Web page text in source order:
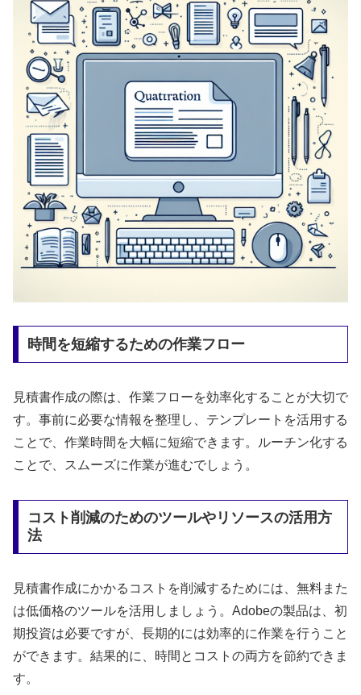
時間を短縮するための作業フロー
見積書作成の際は、作業フローを効率化することが大切で
す。事前に必要な情報を整理し、テンプレートを活用する
ことで、作業時間を大幅に短縮できます。ルーチン化する
ことで、スムーズに作業が進むでしょう。
コスト削減のためのツールやリソースの活用方
法
見積書作成にかかるコストを削減するためには、無料また
は低価格のツールを活用しましょう。Adobeの製品は、初
期投資は必要ですが、長期的には効率的に作業を行うこと
ができます。結果的に、時間とコストの両方を節約できま
す。